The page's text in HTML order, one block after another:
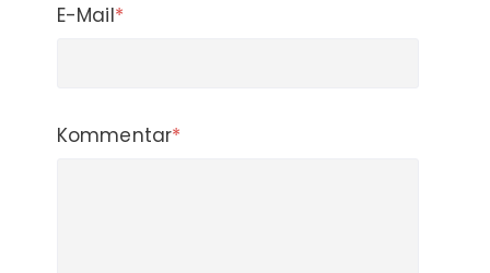
E-Mail*
Kommentar*